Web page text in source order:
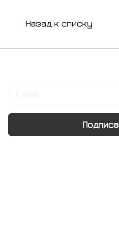
Назад к списку